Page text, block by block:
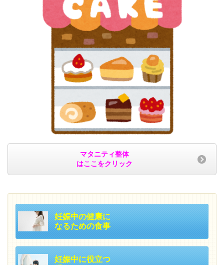
マタニティ整体
はここをクリック
妊娠中の健康に
なるための食事
妊娠中に役立つ